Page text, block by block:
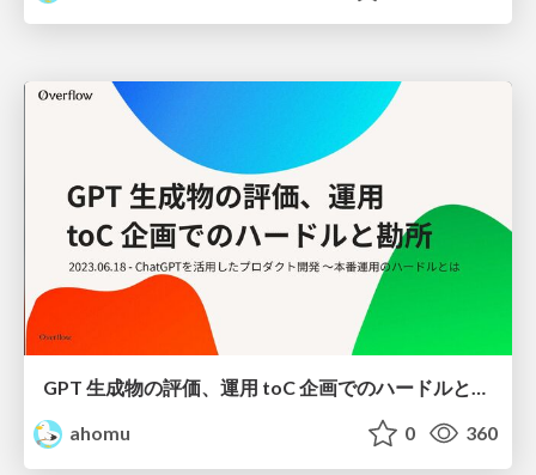
GPT 生成物の評価、運用 toC 企画でのハードルと勘所
ahomu
0 360